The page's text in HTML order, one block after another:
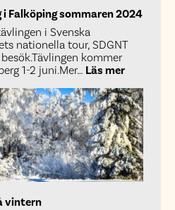
Falköping sommaren 2024
i Svenska
nationella tour, SDGNT
kommer
1-2 juni.Mer… Läs mer:
i
Falköping
2024
vintern